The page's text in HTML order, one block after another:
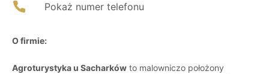
Pokaż numer telefonu
O firmie:
Agroturystyka u Sacharków to malowniczo położony